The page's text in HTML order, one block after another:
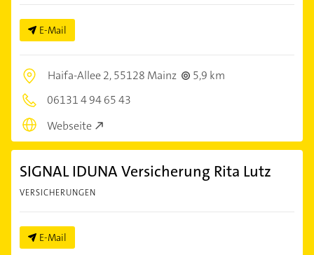
E-Mail
Haifa-Allee 2,55128 Mainz
5,9 km
06131 4 94 65 43
Webseite
SIGNAL IDUNA Versicherung Rita Lutz
VERSICHERUNGEN
E-Mail